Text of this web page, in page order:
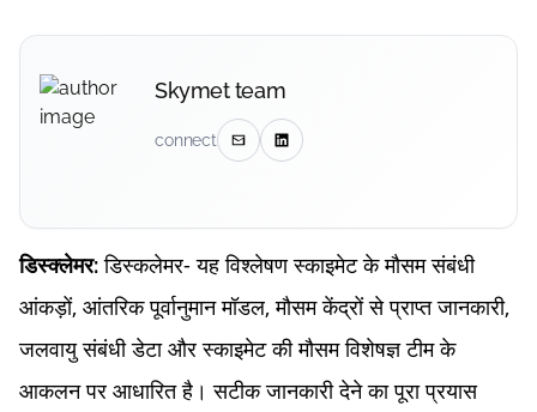
Skymet team
connect
डिस्क्लेमर:डिस्कलेमर- यह विश्लेषण स्काइमेट के मौसम संबंधी
आंकड़ों, आंतरिक पूर्वानुमान मॉडल, मौसम केंद्रों से प्राप्त जानकारी,
जलवायु संबंधी डेटा और स्काइमेट की मौसम विशेषज्ञ टीम के
आकलन पर आधारित है। सटीक जानकारी देने का पूरा प्रयास